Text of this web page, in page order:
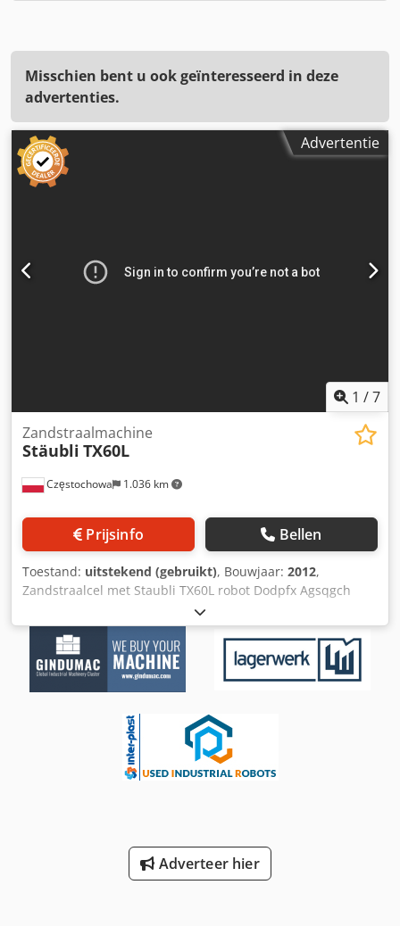
Misschien bent u ook geïnteresseerd in deze
advertenties.
Advertentie
1 /7
Częstochowa 1.036 km
Zandstraalmachine
Stäubli TX60L
Prijsinfo Bellen
Toestand: uitstekend (gebruikt), Bouwjaar: 2012,
Zandstraalcel met Staubli TX60L robot Dodpfx Agsqgch
Eegokr Land van herkomst: Frankrijk Jaar van fabricage:
2012 Besturingssysteem: CS8C-TX60 Aantal assen: 6
Maximaal draagvermogen: 5 kg Nominale belasting: 2 kg
Bereik: 920 mm Herhalingsnauwkeurigheid: 0,03 mm
Meetcel: ALPROBOTIC MB100
Adverteer hier